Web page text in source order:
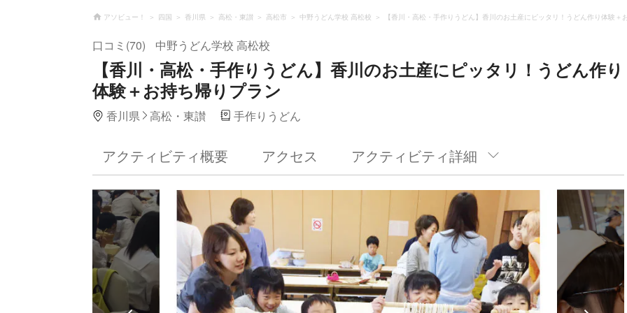
アソビュー！ 四国 香川県 高松・東讃 高松市 中野うどん学校 高松校 【香川・高松・手作りうどん】香川のお土産にピッタリ！うどん作り体験＋
口コミ(70) 中野うどん学校 高松校
【香川・高松・手作りうどん】香川のお土産にピッタリ！うどん作り
体験＋お持ち帰りプラン
香川県 高松・東讃 手作りうどん
アクティビティ概要 アクセス アクティビティ詳細